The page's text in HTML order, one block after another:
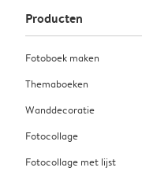
Producten
Fotoboek maken
Themaboeken
Wanddecoratie
Fotocollage
Fotocollage met lijst